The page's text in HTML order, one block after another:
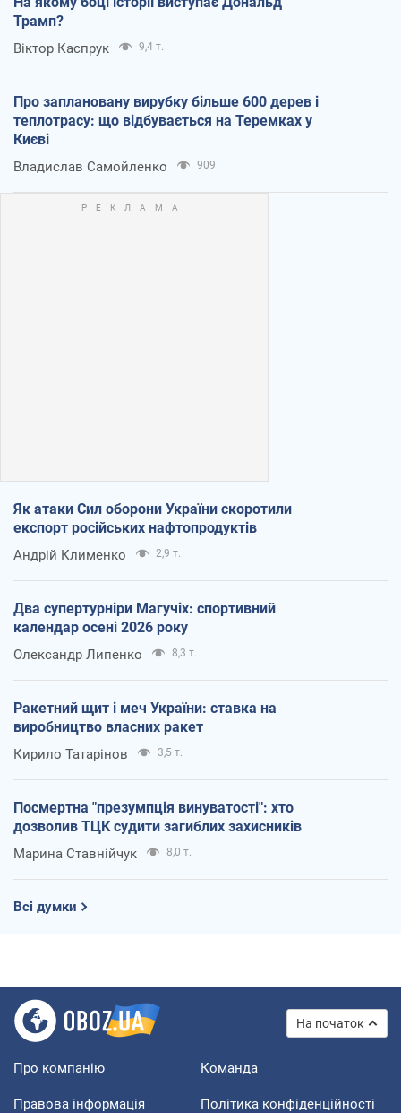
Трамп?
Віктор Каспрук 9,4 т.
Про заплановану вирубку більше 600 дерев і
теплотрасу: що відбувається на Теремках у
Києві
Владислав Самойленко 909
Як атаки Сил оборони України скоротили
експорт російських нафтопродуктів
Андрій Клименко 2,9 т.
Два супертурніри Магучіх: спортивний
календар осені 2026 року
Олександр Липенко 8,3 т.
Ракетний щит і меч України: ставка на
виробництво власних ракет
Кирило Татарінов 3,5 т.
Посмертна "презумпція винуватості": хто
дозволив ТЦК судити загиблих захисників
Марина Ставнійчук 8,0 т.
Всі думки
На початок
Про компанію Команда
Правова інформація Політика конфіденційності